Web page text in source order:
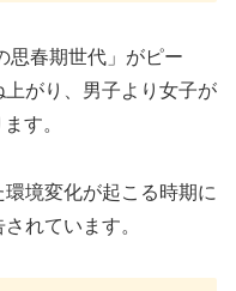
思春期世代」がピー
がり、男子より女子が
す。
境変化が起こる時期に
れています。